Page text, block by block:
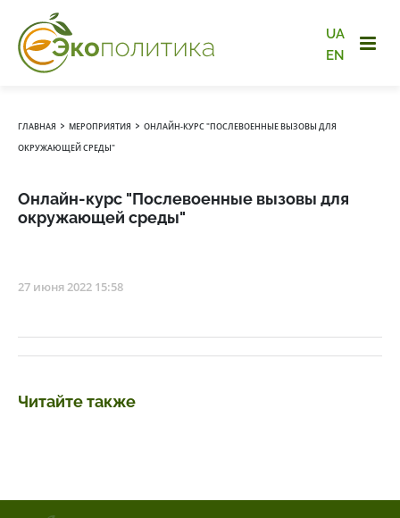
UA
EN
ГЛАВНАЯ › МЕРОПРИЯТИЯ › ОНЛАЙН-КУРС "ПОСЛЕВОЕННЫЕ ВЫЗОВЫ ДЛЯ
ОКРУЖАЮЩЕЙ СРЕДЫ"
Онлайн-курс "Послевоенные вызовы для
окружающей среды"
27 июня 2022 15:58
Читайте также